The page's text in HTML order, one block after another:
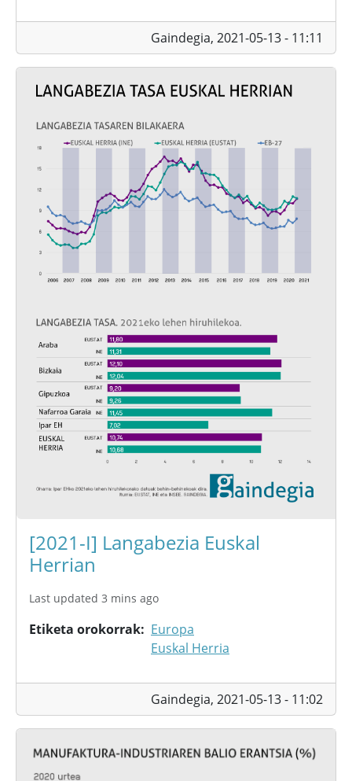
Gaindegia, 2021-05-13 - 11:11
[2021-I] Langabezia Euskal
Herrian
Last updated 3 mins ago
Etiketa orokorrak
Europa
Euskal Herria
Gaindegia, 2021-05-13 - 11:02